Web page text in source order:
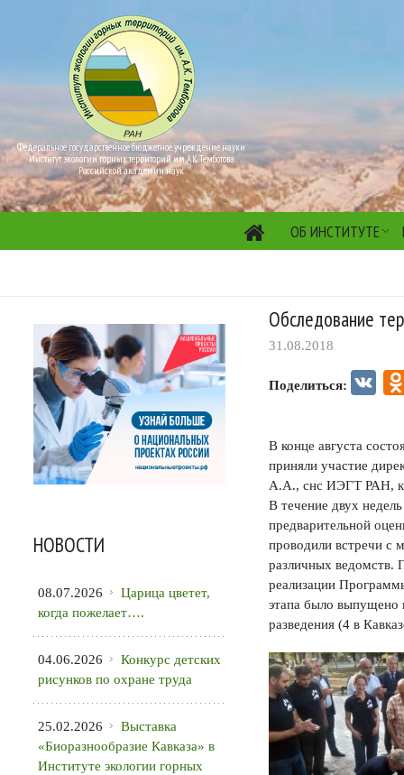
Федеральное государственное бюджетное учреждение науки
Институт экологии горных территорий им. А.К. Темботова
Российской академии наук
ОБ ИНСТИТУТЕ
Обследование
31.08.2018
Поделиться: VK
В конце августа
приняли участие
А.А., снс ИЭГТ РАН,
В течение двух
предварительной
проводили встречи с
различных ведомств.
реализации
этапа было выпущено
разведения (4 в
НОВОСТИ
08.07.2026
Царица цветет,
когда пожелает….
04.06.2026
Конкурс детских
рисунков по охране труда
25.02.2026
Выставка
«Биоразнообразие Кавказа» в
Институте экологии горных